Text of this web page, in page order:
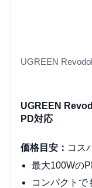
UGREEN
UGREEN
PD対応
価格目安： コス
最大100Wの
コンパクトで